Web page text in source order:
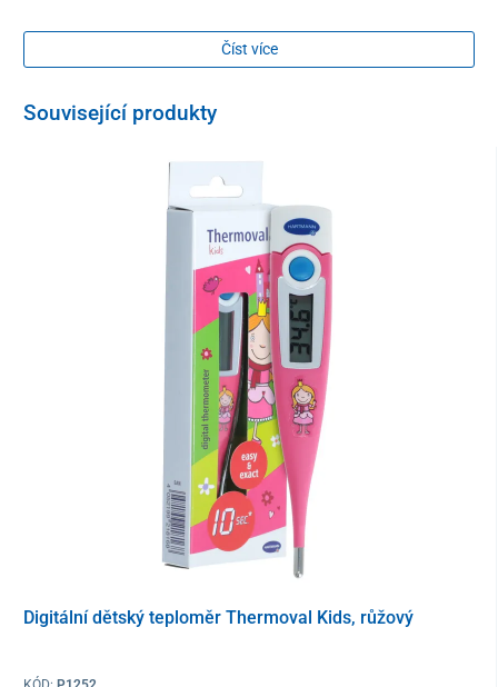
1837 písm. g) občanského zákoníku není možné po porušení
ochranného obalu odstoupit od kupní smlouvy vzhledem k tomu,
že jde o zboží, které z důvodu ochrany zdraví a hygieny není
vhodné vrátit po jeho otevření a použití. Výjimkou jsou případy
oprávněné reklamace nebo výrobní chyby.
Číst více
Související produkty
Digitální dětský teploměr Thermoval Kids, růžový